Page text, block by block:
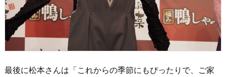
最後に松本さんは「これからの季節にもぴったりで、ご家